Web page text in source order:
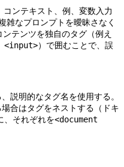
ンテキスト、例、変数入力
なプロンプトを曖昧さなく
テンツを独自のタグ（例え
<input>）で囲むことで、誤
説明的なタグ名を使用する。
合はタグをネストする（ドキ
、それぞれを<document